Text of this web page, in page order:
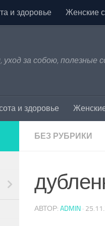
и здоровье Женские
за собою, полезные
и здоровье
БЕЗ РУБРИКИ
АВТОР: ADMIN ·